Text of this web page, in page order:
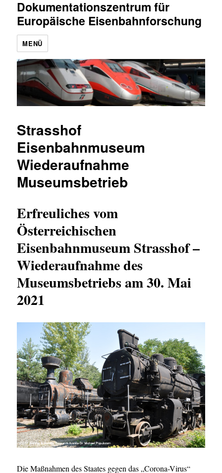
Dokumentationszentrum für
Europäische Eisenbahnforschung
MENÜ
Strasshof
Eisenbahnmuseum
Wiederaufnahme
Museumsbetrieb
Erfreuliches vom
Österreichischen
Eisenbahnmuseum Strasshof –
Wiederaufnahme des
Museumsbetriebs am 30. Mai
2021
Die Maßnahmen des Staates gegen das „Corona-Virus“